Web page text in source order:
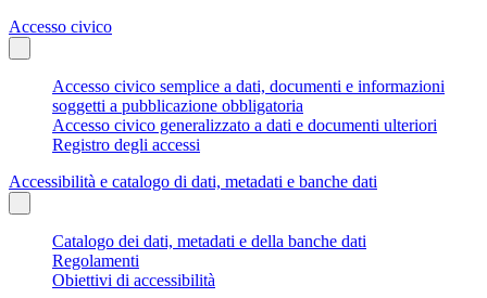
Accesso civico
Accesso civico semplice a dati, documenti e informazioni
soggetti a pubblicazione obbligatoria
Accesso civico generalizzato a dati e documenti ulteriori
Registro degli accessi
Accessibilità e catalogo di dati, metadati e banche dati
Catalogo dei dati, metadati e della banche dati
Regolamenti
Obiettivi di accessibilità